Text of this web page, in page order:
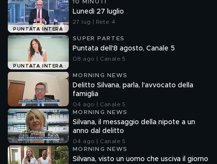
PUNTATA INTERA
10 MINUTI
Lunedì 27 luglio
27 lug | Rete 4
PUNTATA INTERA
SUPER PARTES
Puntata dell'8 agosto, Canale 5
08 ago | Canale 5
MORNING NEWS
Delitto Silvana, parla, l'avvocato della
famiglia
04 ago | Canale 5
MORNING NEWS
Silvana, il messaggio della nipote a un
anno dal delitto
04 ago | Canale 5
MORNING NEWS
Silvana, visto un uomo che usciva il giorno